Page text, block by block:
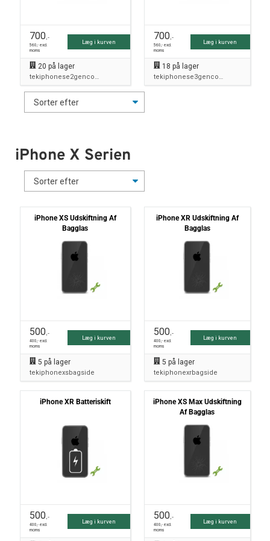
700,-
560,- excl.
moms
Læg i kurven
20 på lager
tekiphonese2gencombo
700,-
560,- excl.
moms
Læg i kurven
18 på lager
tekiphonese3gencombo
iPhone X Serien
iPhone XS Udskiftning Af
Bagglas
500,-
400,- excl.
moms
Læg i kurven
5 på lager
tekiphonexsbagside
iPhone XR Udskiftning Af
Bagglas
500,-
400,- excl.
moms
Læg i kurven
5 på lager
tekiphonexrbagside
iPhone XR Batteriskift
500,-
400,- excl.
moms
Læg i kurven
iPhone XS Max Udskiftning
Af Bagglas
500,-
400,- excl.
moms
Læg i kurven